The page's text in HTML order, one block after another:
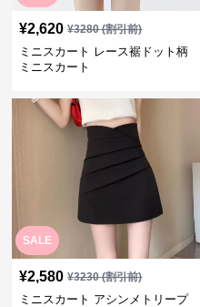
¥2,620 ¥3280(割引前)
ミニスカート レース裾ドット柄
ミニスカート
SALE
¥2,580 ¥3230(割引前)
ミニスカート アシンメトリープ